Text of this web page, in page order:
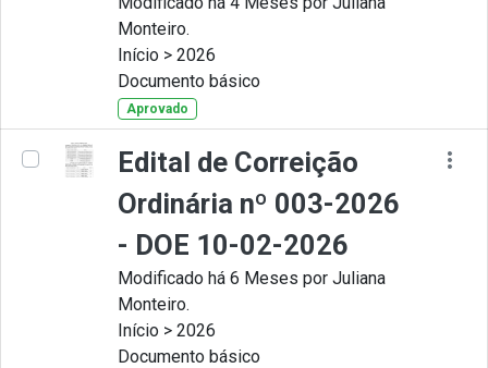
Monteiro.
Início > 2026
Documento básico
Aprovado
Edital de Correição
Ordinária nº 003-2026
- DOE 10-02-2026
Modificado há 6 Meses por Juliana
Monteiro.
Início > 2026
Documento básico